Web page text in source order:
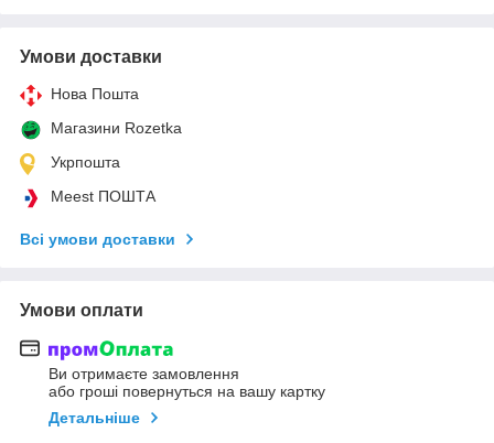
Умови доставки
Нова Пошта
Магазини Rozetka
Укрпошта
Meest ПОШТА
Всі умови доставки
Умови оплати
Ви отримаєте замовлення
або гроші повернуться на вашу картку
Детальніше